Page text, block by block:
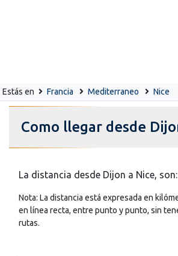
Estás en Francia Mediterraneo Nice
Como llegar desde
La distancia desde Dijon a Nice,
Nota: La distancia está expresada en
en línea recta, entre punto y punto, sin
rutas.